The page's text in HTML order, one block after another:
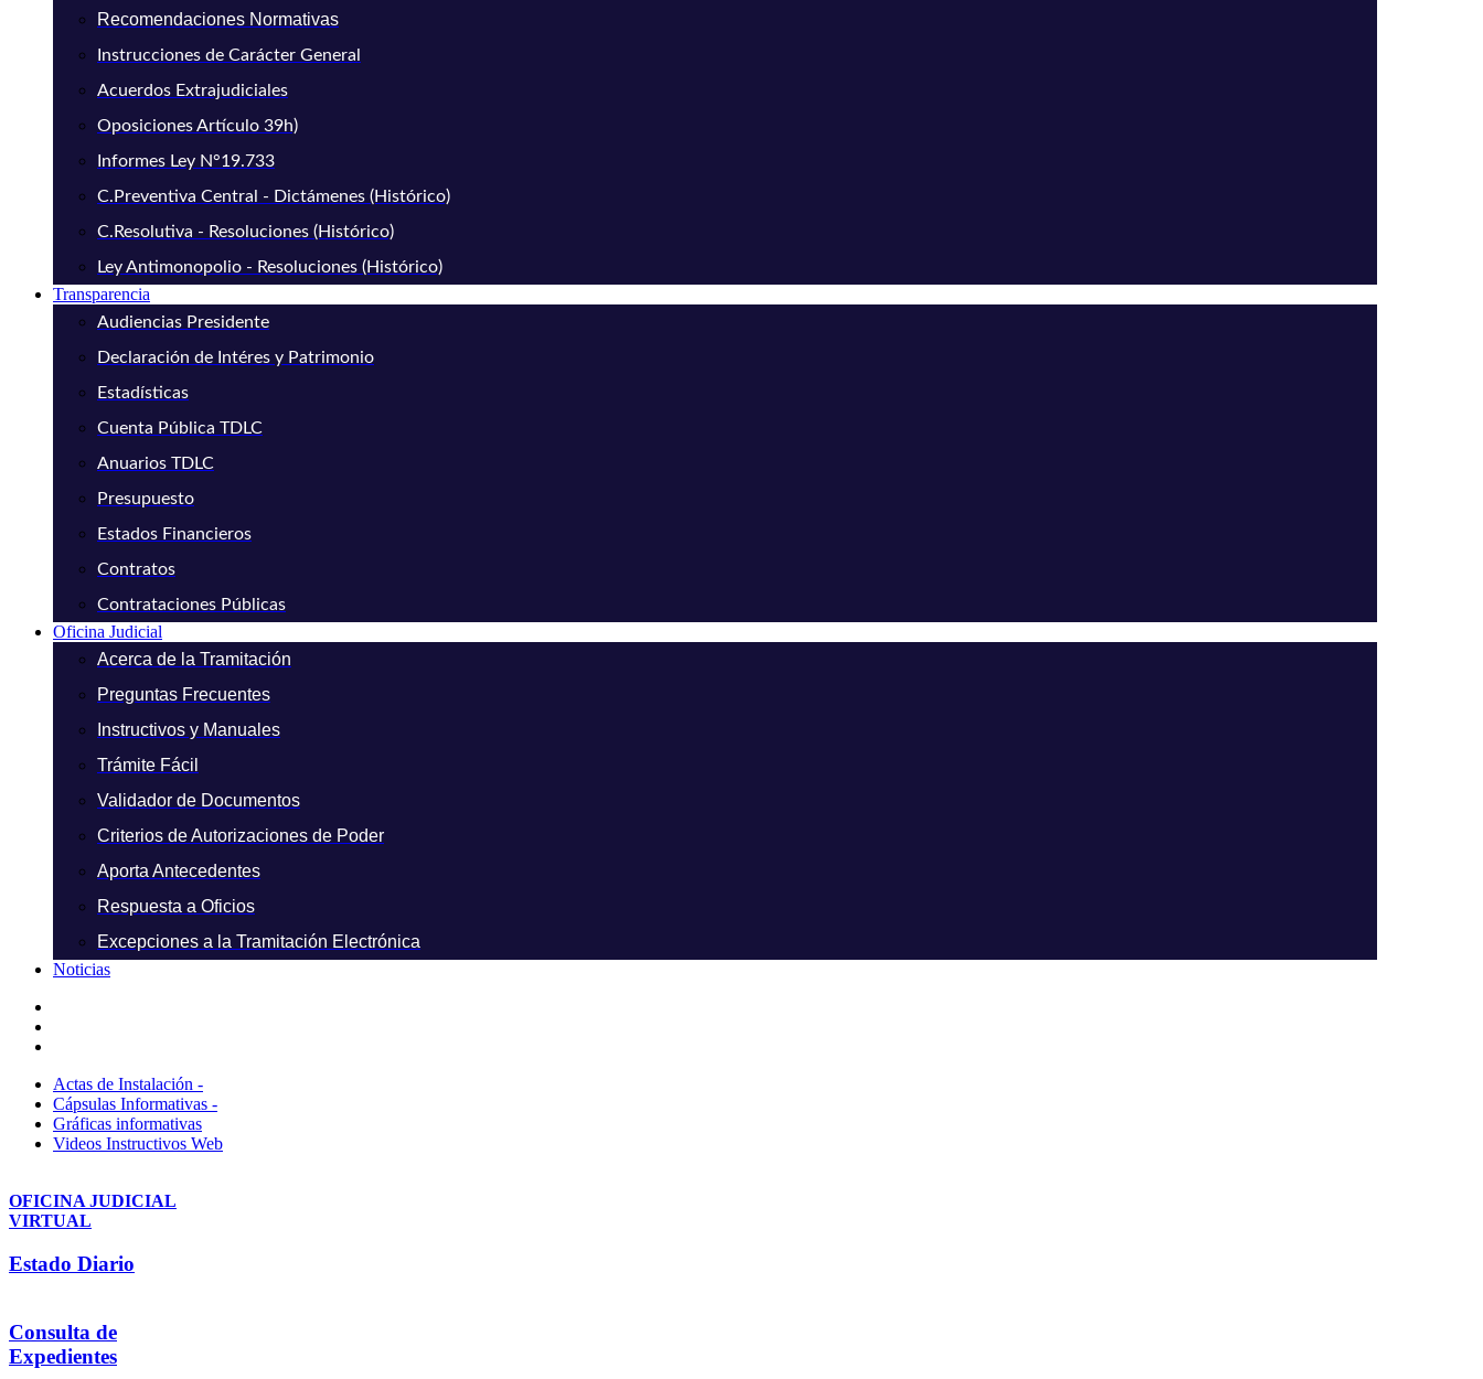
Recomendaciones Normativas
Instrucciones de Carácter General
Acuerdos Extrajudiciales
Oposiciones Artículo 39h)
Informes Ley N°19.733
C.Preventiva Central - Dictámenes (Histórico)
C.Resolutiva - Resoluciones (Histórico)
Ley Antimonopolio - Resoluciones (Histórico)
Transparencia
Audiencias Presidente
Declaración de Intéres y Patrimonio
Estadísticas
Cuenta Pública TDLC
Anuarios TDLC
Presupuesto
Estados Financieros
Contratos
Contrataciones Públicas
Oficina Judicial
Acerca de la Tramitación
Preguntas Frecuentes
Instructivos y Manuales
Trámite Fácil
Validador de Documentos
Criterios de Autorizaciones de Poder
Aporta Antecedentes
Respuesta a Oficios
Excepciones a la Tramitación Electrónica
Noticias
Actas de Instalación -
Cápsulas Informativas -
Gráficas informativas
Videos Instructivos Web
OFICINA JUDICIAL
VIRTUAL
Estado Diario
Consulta de
Expedientes